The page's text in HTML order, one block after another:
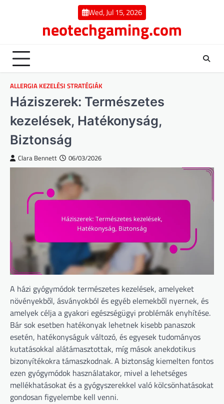
Wed, Jul 15, 2026
neotechgaming.com
ALLERGIA KEZELÉSI STRATÉGIÁK
Háziszerek: Természetes
kezelések, Hatékonyság,
Biztonság
Clara Bennett 06/03/2026
A házi gyógymódok természetes kezelések, amelyeket
növényekből, ásványokból és egyéb elemekből nyernek, és
amelyek célja a gyakori egészségügyi problémák enyhítése.
Bár sok esetben hatékonyak lehetnek kisebb panaszok
esetén, hatékonyságuk változó, és egyesek tudományos
kutatásokkal alátámasztottak, míg mások anekdotikus
bizonyítékokra támaszkodnak. A biztonság kiemelten fontos
ezen gyógymódok használatakor, mivel a lehetséges
mellékhatásokat és a gyógyszerekkel való kölcsönhatásokat
gondosan figyelembe kell venni.